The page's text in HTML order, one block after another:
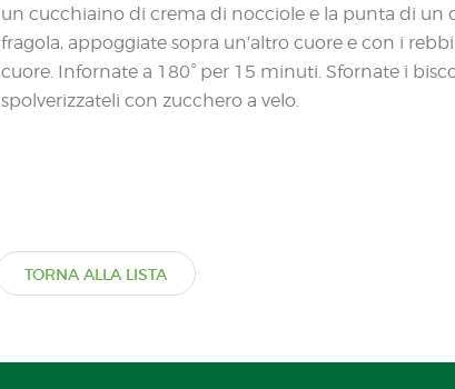
un cucchiaino di crema di nocciole e la punta di un
fragola, appoggiate sopra un’altro cuore e con i
cuore. Infornate a 180° per 15 minuti. Sfornate i
spolverizzateli con zucchero a velo.
TORNA ALLA LISTA